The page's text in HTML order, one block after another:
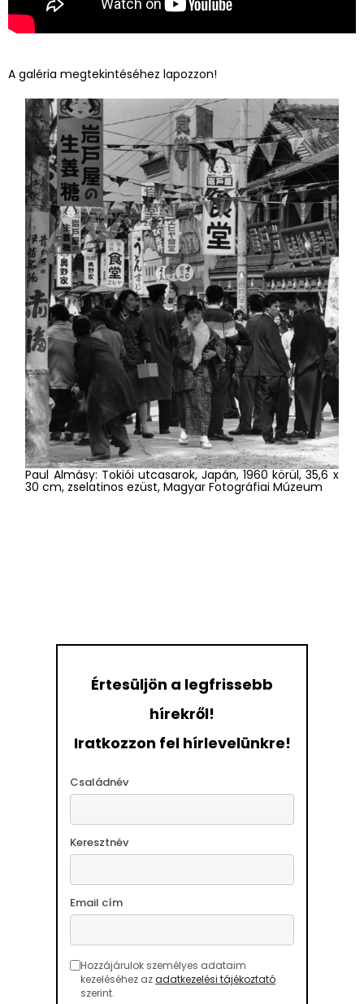
A galéria megtekintéséhez lapozzon!
Paul Almásy: Szülésznők készítik táskájukat, Szudán,
1963, 30 x 36,5 cm, zselatinos ezüst, Magyar Fotográfiai
Múzeum
Paul Almásy: Tokiói utcasarok, Japán, 1960 körül, 35,6 x
30 cm, zselatinos ezüst, Magyar Fotográfiai Múzeum
Értesüljön a legfrissebb
hírekről!
Iratkozzon fel hírlevelünkre!
Családnév
Keresztnév
Email cím
Hozzájárulok személyes adataim
kezeléséhez azadatkezelési tájékoztató
szerint.